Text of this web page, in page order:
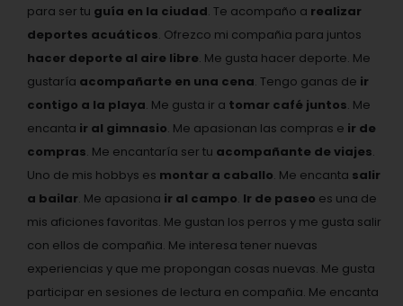
para ser tu guía en la ciudad. Te acompaño a realizar
deportes acuáticos. Ofrezco mi compañia para juntos
hacer deporte al aire libre. Me gusta hacer deporte. Me
gustaría acompañarte en una cena. Tengo ganas de ir
contigo a la playa. Me gusta ir a tomar café juntos. Me
encanta ir al gimnasio. Me apasionan las compras e ir de
compras. Me encantaría ser tu acompañante de viajes.
Uno de mis hobbys es montar a caballo. Me encanta salir
a bailar. Me apasiona ir al campo. Ir de paseo es una de
mis aficiones favoritas. Me gustan los perros y me gusta salir
con ellos de compañia. Me interesa tener nuevas
experiencias y que me propongan cosas nuevas. Me gusta
participar en sesiones de lectura en compañia. Me encanta